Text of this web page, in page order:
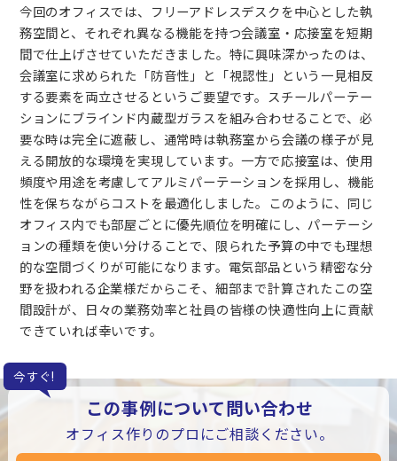
今回のオフィスでは、フリーアドレスデスクを中心とした執
務空間と、それぞれ異なる機能を持つ会議室・応接室を短期
間で仕上げさせていただきました。特に興味深かったのは、
会議室に求められた「防音性」と「視認性」という一見相反
する要素を両立させるというご要望です。スチールパーテー
ションにブラインド内蔵型ガラスを組み合わせることで、必
要な時は完全に遮蔽し、通常時は執務室から会議の様子が見
える開放的な環境を実現しています。一方で応接室は、使用
頻度や用途を考慮してアルミパーテーションを採用し、機能
性を保ちながらコストを最適化しました。このように、同じ
オフィス内でも部屋ごとに優先順位を明確にし、パーテーシ
ョンの種類を使い分けることで、限られた予算の中でも理想
的な空間づくりが可能になります。電気部品という精密な分
野を扱われる企業様だからこそ、細部まで計算されたこの空
間設計が、日々の業務効率と社員の皆様の快適性向上に貢献
できていれば幸いです。
今すぐ!
この事例について問い合わせ
オフィス作りのプロにご相談ください。